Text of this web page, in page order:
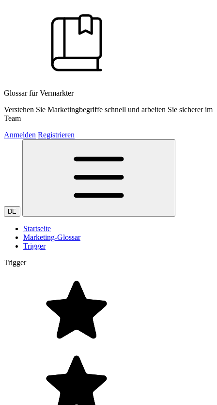
Glossar für Vermarkter
Verstehen Sie Marketingbegriffe schnell und arbeiten Sie sicherer im
Team
Anmelden Registrieren
DE
Startseite
Marketing-Glossar
Trigger
Trigger